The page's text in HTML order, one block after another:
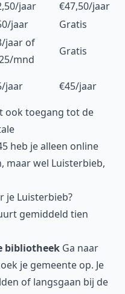
jaar
€47,50/jaar
jaar
Gratis
jaar of
mnd
Gratis
jaar
€45/jaar
ook toegang tot de
heb je alleen online
maar wel Luisterbieb,
je Luisterbieb?
gemiddeld tien
bibliotheek Ga naar
je gemeente op. Je
of langsgaan bij de